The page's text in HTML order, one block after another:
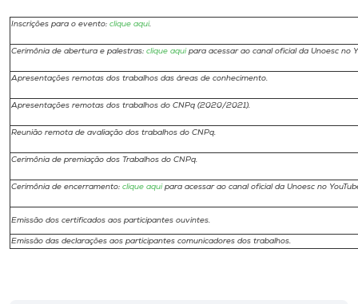
Inscrições para o evento: clique aqui.
Cerimônia de abertura e palestras: clique aquipara acessar ao canal oficial da Unoesc no
Apresentações remotas dos trabalhos das áreas de conhecimento.
Apresentações remotas dos trabalhos do CNPq (2020/2021).
Reunião remota de avaliação dos trabalhos do CNPq.
Cerimônia de premiação dos Trabalhos do CNPq.
Cerimônia de encerramento: clique aquipara acessar ao canal oficial da Unoesc no
Emissão dos certificados aos participantes ouvintes.
Emissão das declarações aos participantes comunicadores dos trabalhos.